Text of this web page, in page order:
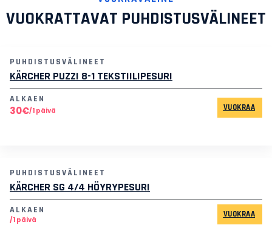
VUOKRATTAVAT PUHDISTUSVÄLINEET
PUHDISTUSVÄLINEET
KÄRCHER PUZZI 8-1 TEKSTIILIPESURI
ALKAEN
30€/1 päivä VUOKRAA
PUHDISTUSVÄLINEET
KÄRCHER SG 4/4 HÖYRYPESURI
ALKAEN
/1 päivä
VUOKRAA